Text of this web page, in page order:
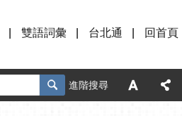
雙語詞彙 台北通 回首頁
進階搜尋